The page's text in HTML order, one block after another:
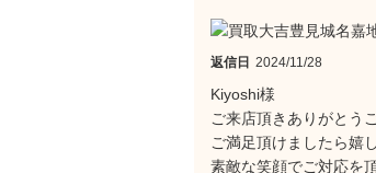
返信日 2024/11/28
Kiyoshi様
ご来店頂きありがとう
ご満足頂けましたら嬉
素敵な笑顔でご対応を